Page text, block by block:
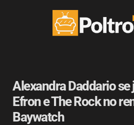
Alexandra Daddario se
Efron e The Rock no
Baywatch